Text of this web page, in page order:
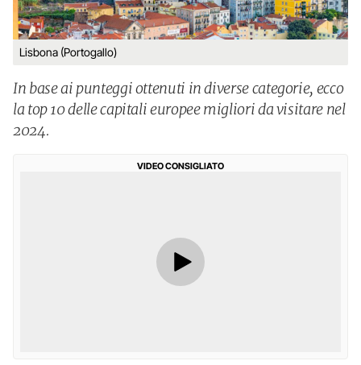
Lisbona (Portogallo)
In base ai punteggi ottenuti in diverse categorie, ecco
la top 10 delle capitali europee migliori da visitare nel
2024.
VIDEO CONSIGLIATO